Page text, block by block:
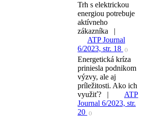
Trh s elektrickou
energiou potrebuje
aktívneho
zákazníka |
ATP Journal
6/2023, str. 18
()
Energetická kríza
priniesla podnikom
výzvy, ale aj
príležitosti. Ako ich
využiť? |
ATP
Journal 6/2023, str.
20
()